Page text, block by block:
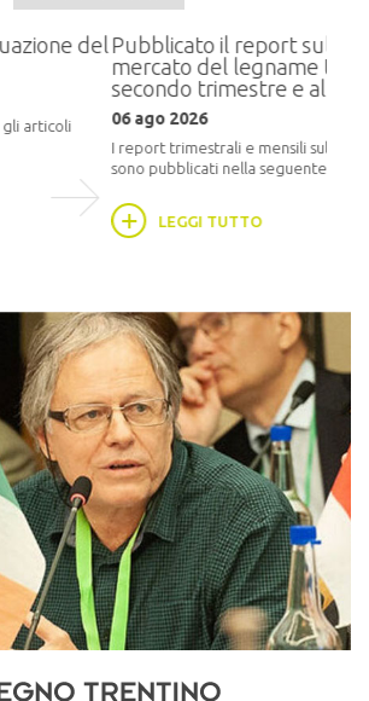
il report sull’andamento del
del legname trentino relativo al
trimestre e al mese di luglio
2026
trimestrali e mensili sul mercato del legno in
pubblicati nella seguente...
LEGGI TUTTO